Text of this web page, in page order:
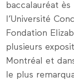
baccalauréat
l’Université
Fondation
plusieurs
Montréal et
le plus